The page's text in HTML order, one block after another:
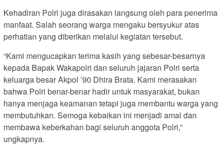
Kehadiran Polri juga dirasakan langsung oleh para penerima
manfaat. Salah seorang warga mengaku bersyukur atas
perhatian yang diberikan melalui kegiatan tersebut.
“Kami mengucapkan terima kasih yang sebesar-besarnya
kepada Bapak Wakapolri dan seluruh jajaran Polri serta
keluarga besar Akpol ’90 Dhira Brata. Kami merasakan
bahwa Polri benar-benar hadir untuk masyarakat, bukan
hanya menjaga keamanan tetapi juga membantu warga yang
membutuhkan. Semoga kebaikan ini menjadi amal dan
membawa keberkahan bagi seluruh anggota Polri,”
ungkapnya.